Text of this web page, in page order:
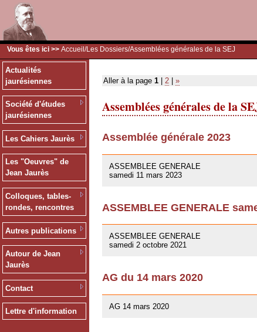
Vous êtes ici >> Accueil /Les Dossiers/Assemblées générales de la SEJ
Actualités
jaurésiennes
Société d'études
jaurésiennes
Les Cahiers Jaurès
Les "Oeuvres" de
Jean Jaurès
Colloques, tables-
rondes, rencontres
Autres publications
Autour de Jean
Jaurès
Contact
Lettre d'information
Aller à la page 1 2 »
Assemblées générales de la
Assemblée générale 2023
ASSEMBLEE GENERALE
samedi 11 mars 2023
ASSEMBLEE GENERALE
ASSEMBLEE GENERALE
samedi 2 octobre 2021
AG du 14 mars 2020
AG 14 mars 2020